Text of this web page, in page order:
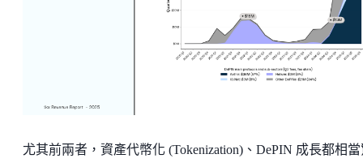
尤其前兩者，資產代幣化 (Tokenization)、DePIN 成長都相